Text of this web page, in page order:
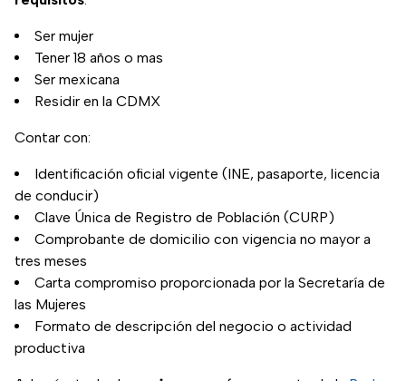
Ser mujer
Tener 18 años o mas
Ser mexicana
Residir en la CDMX
Contar con:
Identificación oficial vigente (INE, pasaporte, licencia
de conducir)
Clave Única de Registro de Población (CURP)
Comprobante de domicilio con vigencia no mayor a
tres meses
Carta compromiso proporcionada por la Secretaría de
las Mujeres
Formato de descripción del negocio o actividad
productiva